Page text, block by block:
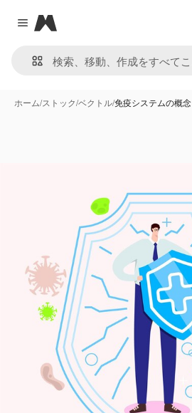
Close menu
Magnific
ホーム/ストック/ベクトル/免疫システムの概念